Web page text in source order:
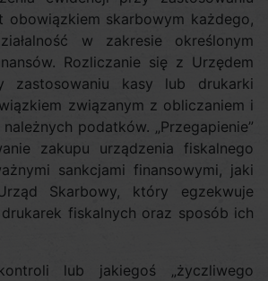
obowiązkiem skarbowym każdego,
w zakresie określonym
Rozliczanie się z Urzędem
zastosowaniu kasy lub drukarki
związanym z obliczaniem i
podatków. „Przegapienie”
zakupu urządzenia fiskalnego
sankcjami finansowymi, jaki
Skarbowy, który egzekwuje
fiskalnych oraz sposób ich
lub jakiegoś „życzliwego